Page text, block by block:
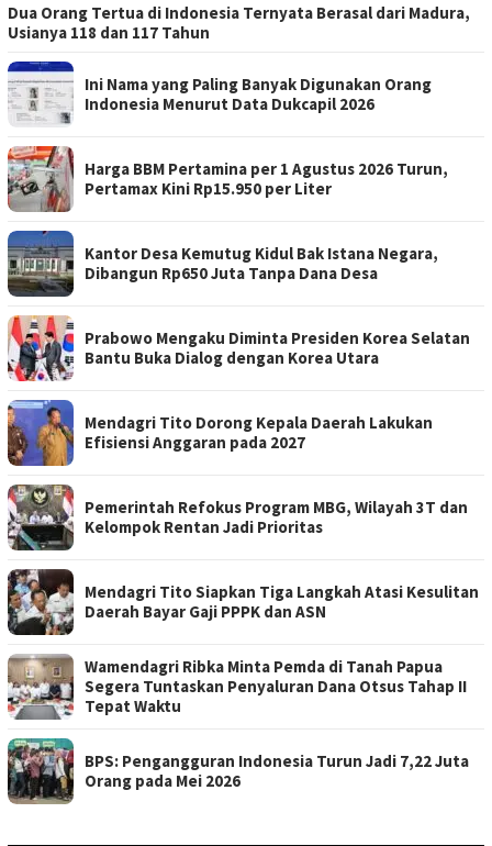
Dua Orang Tertua di Indonesia Ternyata Berasal dari Madura,
Usianya 118 dan 117 Tahun
Ini Nama yang Paling Banyak Digunakan Orang
Indonesia Menurut Data Dukcapil 2026
Harga BBM Pertamina per 1 Agustus 2026 Turun,
Pertamax Kini Rp15.950 per Liter
Kantor Desa Kemutug Kidul Bak Istana Negara,
Dibangun Rp650 Juta Tanpa Dana Desa
Prabowo Mengaku Diminta Presiden Korea Selatan
Bantu Buka Dialog dengan Korea Utara
Mendagri Tito Dorong Kepala Daerah Lakukan
Efisiensi Anggaran pada 2027
Pemerintah Refokus Program MBG, Wilayah 3T dan
Kelompok Rentan Jadi Prioritas
Mendagri Tito Siapkan Tiga Langkah Atasi Kesulitan
Daerah Bayar Gaji PPPK dan ASN
Wamendagri Ribka Minta Pemda di Tanah Papua
Segera Tuntaskan Penyaluran Dana Otsus Tahap II
Tepat Waktu
BPS: Pengangguran Indonesia Turun Jadi 7,22 Juta
Orang pada Mei 2026